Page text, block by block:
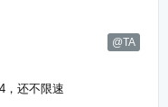
@TA
，还不限速